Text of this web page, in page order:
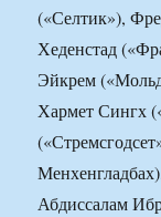
(«Селтик»),
Хеденстад
Эйкрем
Хармет Сингх
Абдиссалам